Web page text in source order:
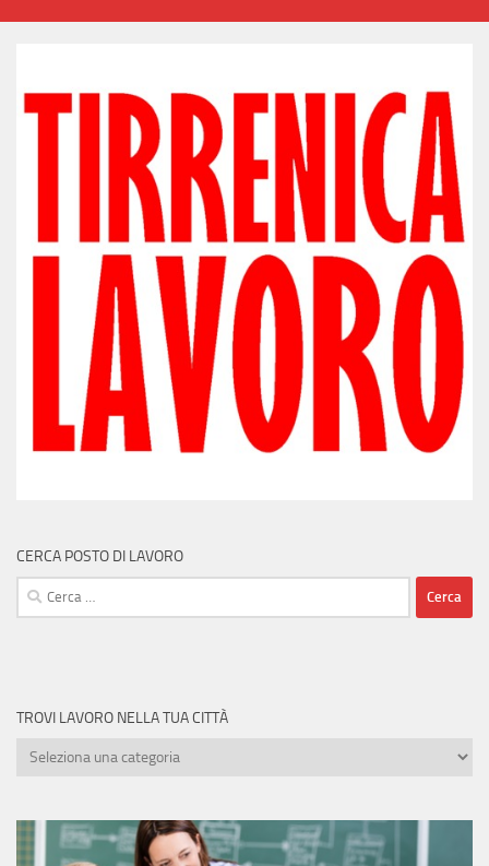
CERCA POSTO DI LAVORO
Ricerca
per:
TROVI LAVORO NELLA TUA CITTÀ
Trovi
tua
città